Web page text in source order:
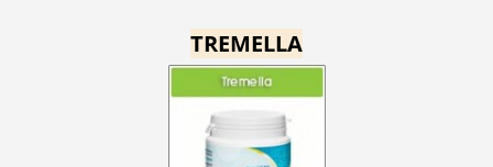
TREMELLA